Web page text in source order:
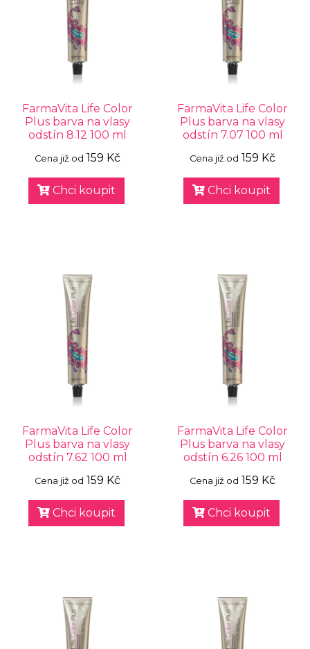
FarmaVita Life Color
Plus barva na vlasy
odstín 8.12 100 ml
Cena již od 159 Kč
Chci koupit
FarmaVita Life Color
Plus barva na vlasy
odstín 7.07 100 ml
Cena již od 159 Kč
Chci koupit
FarmaVita Life Color
Plus barva na vlasy
odstín 7.62 100 ml
Cena již od 159 Kč
Chci koupit
FarmaVita Life Color
Plus barva na vlasy
odstín 6.26 100 ml
Cena již od 159 Kč
Chci koupit